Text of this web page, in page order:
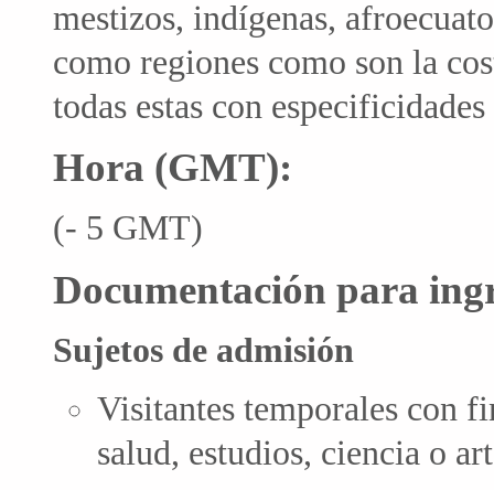
mestizos, indígenas,
como regiones como son la
todas estas con
Hora (GMT):
(- 5 GMT)
Documentación para
Sujetos de admisión
Visitantes temporales con
salud, estudios, ciencia o